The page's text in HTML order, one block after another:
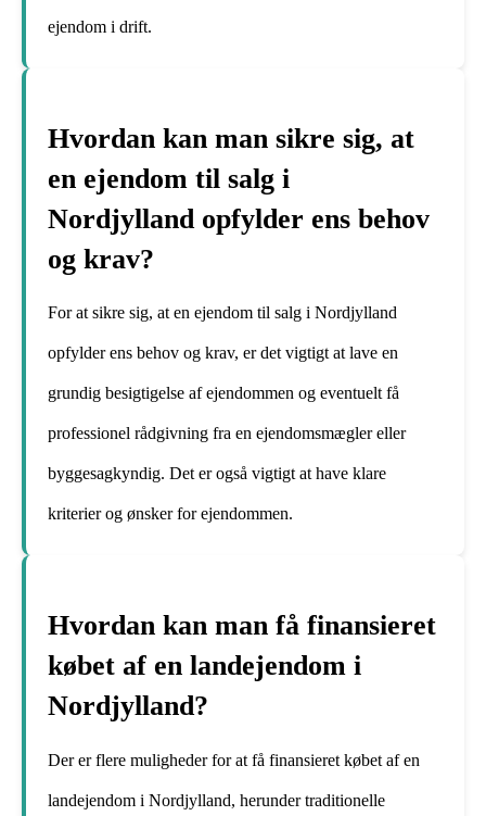
ejendom i drift.
Hvordan kan man sikre sig, at
en ejendom til salg i
Nordjylland opfylder ens behov
og krav?
For at sikre sig, at en ejendom til salg i Nordjylland
opfylder ens behov og krav, er det vigtigt at lave en
grundig besigtigelse af ejendommen og eventuelt få
professionel rådgivning fra en ejendomsmægler eller
byggesagkyndig. Det er også vigtigt at have klare
kriterier og ønsker for ejendommen.
Hvordan kan man få finansieret
købet af en landejendom i
Nordjylland?
Der er flere muligheder for at få finansieret købet af en
landejendom i Nordjylland, herunder traditionelle